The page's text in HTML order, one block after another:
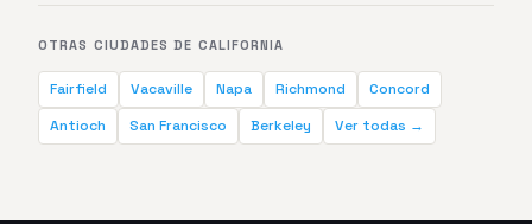
OTRAS CIUDADES DE CALIFORNIA
Fairfield Vacaville Napa Richmond
Concord
Antioch
San Francisco Berkeley Ver todas →